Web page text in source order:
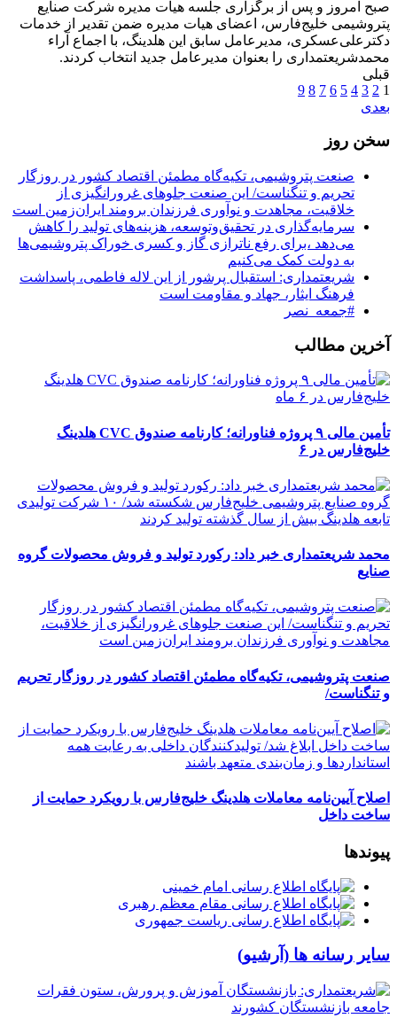
صبح امروز و پس از برگزاری جلسه هیات مدیره شرکت صنایع
پتروشیمی خلیج‌فارس، اعضای هیات مدیره ضمن تقدیر از خدمات
دکترعلی‌عسکری، مدیرعامل سابق این هلدینگ، با اجماع آراء
محمدشریعتمداری را بعنوان مدیرعامل جدید انتخاب کردند.
قبلی
1
2
3
4
5
6
7
8
9
بعدی
سخن روز
صنعت پتروشیمی، تکیه‌گاه مطمئن اقتصاد کشور در روزگار
تحریم و تنگناست/ این صنعت جلوهای غرورانگیزی از
خلاقیت، مجاهدت و نوآوری فرزندان برومند ایران‌زمین است
سرمایه‌گذاری در تحقیق‌وتوسعه، هزینه‌های تولید را کاهش
می‌دهد ،برای رفع ناترازی گاز و کسری خوراک پتروشیمی‌ها
به دولت کمک می‌کنیم
شریعتمداری: استقبال پرشور از این لاله فاطمی، پاسداشت
فرهنگ ایثار، جهاد و مقاومت است
‏⁧‫#جمعه_نصر‬⁩
آخرین مطالب
تأمین مالی ۹ پروژه فناورانه؛ کارنامه صندوق CVC هلدینگ
خلیج‌فارس در ۶
محمد شریعتمداری خبر داد: رکورد تولید و فروش محصولات گروه
صنایع
صنعت پتروشیمی، تکیه‌گاه مطمئن اقتصاد کشور در روزگار تحریم
و تنگناست/
اصلاح آیین‌نامه معاملات هلدینگ خلیج‌فارس با رویکرد حمایت از
ساخت داخل
پیوندها
سایر رسانه ها (آرشیو)